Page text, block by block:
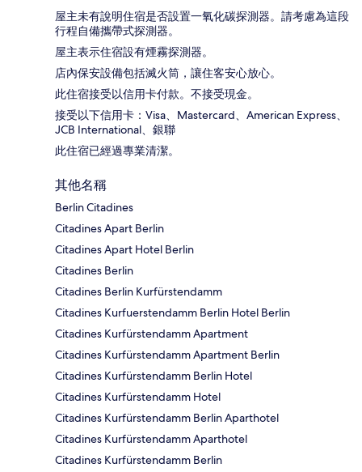
屋主未有說明住宿是否設置一氧化碳探測器。請考慮為這段
行程自備攜帶式探測器。
屋主表示住宿設有煙霧探測器。
店內保安設備包括滅火筒，讓住客安心放心。
此住宿接受以信用卡付款。不接受現金。
接受以下信用卡：Visa、Mastercard、American Express、
JCB International、銀聯
此住宿已經過專業清潔。
其他名稱
Berlin Citadines
Citadines Apart Berlin
Citadines Apart Hotel Berlin
Citadines Berlin
Citadines Berlin Kurfürstendamm
Citadines Kurfuerstendamm Berlin Hotel Berlin
Citadines Kurfürstendamm Apartment
Citadines Kurfürstendamm Apartment Berlin
Citadines Kurfürstendamm Berlin Hotel
Citadines Kurfürstendamm Hotel
Citadines Kurfürstendamm Berlin Aparthotel
Citadines Kurfürstendamm Aparthotel
Citadines Kurfürstendamm Berlin